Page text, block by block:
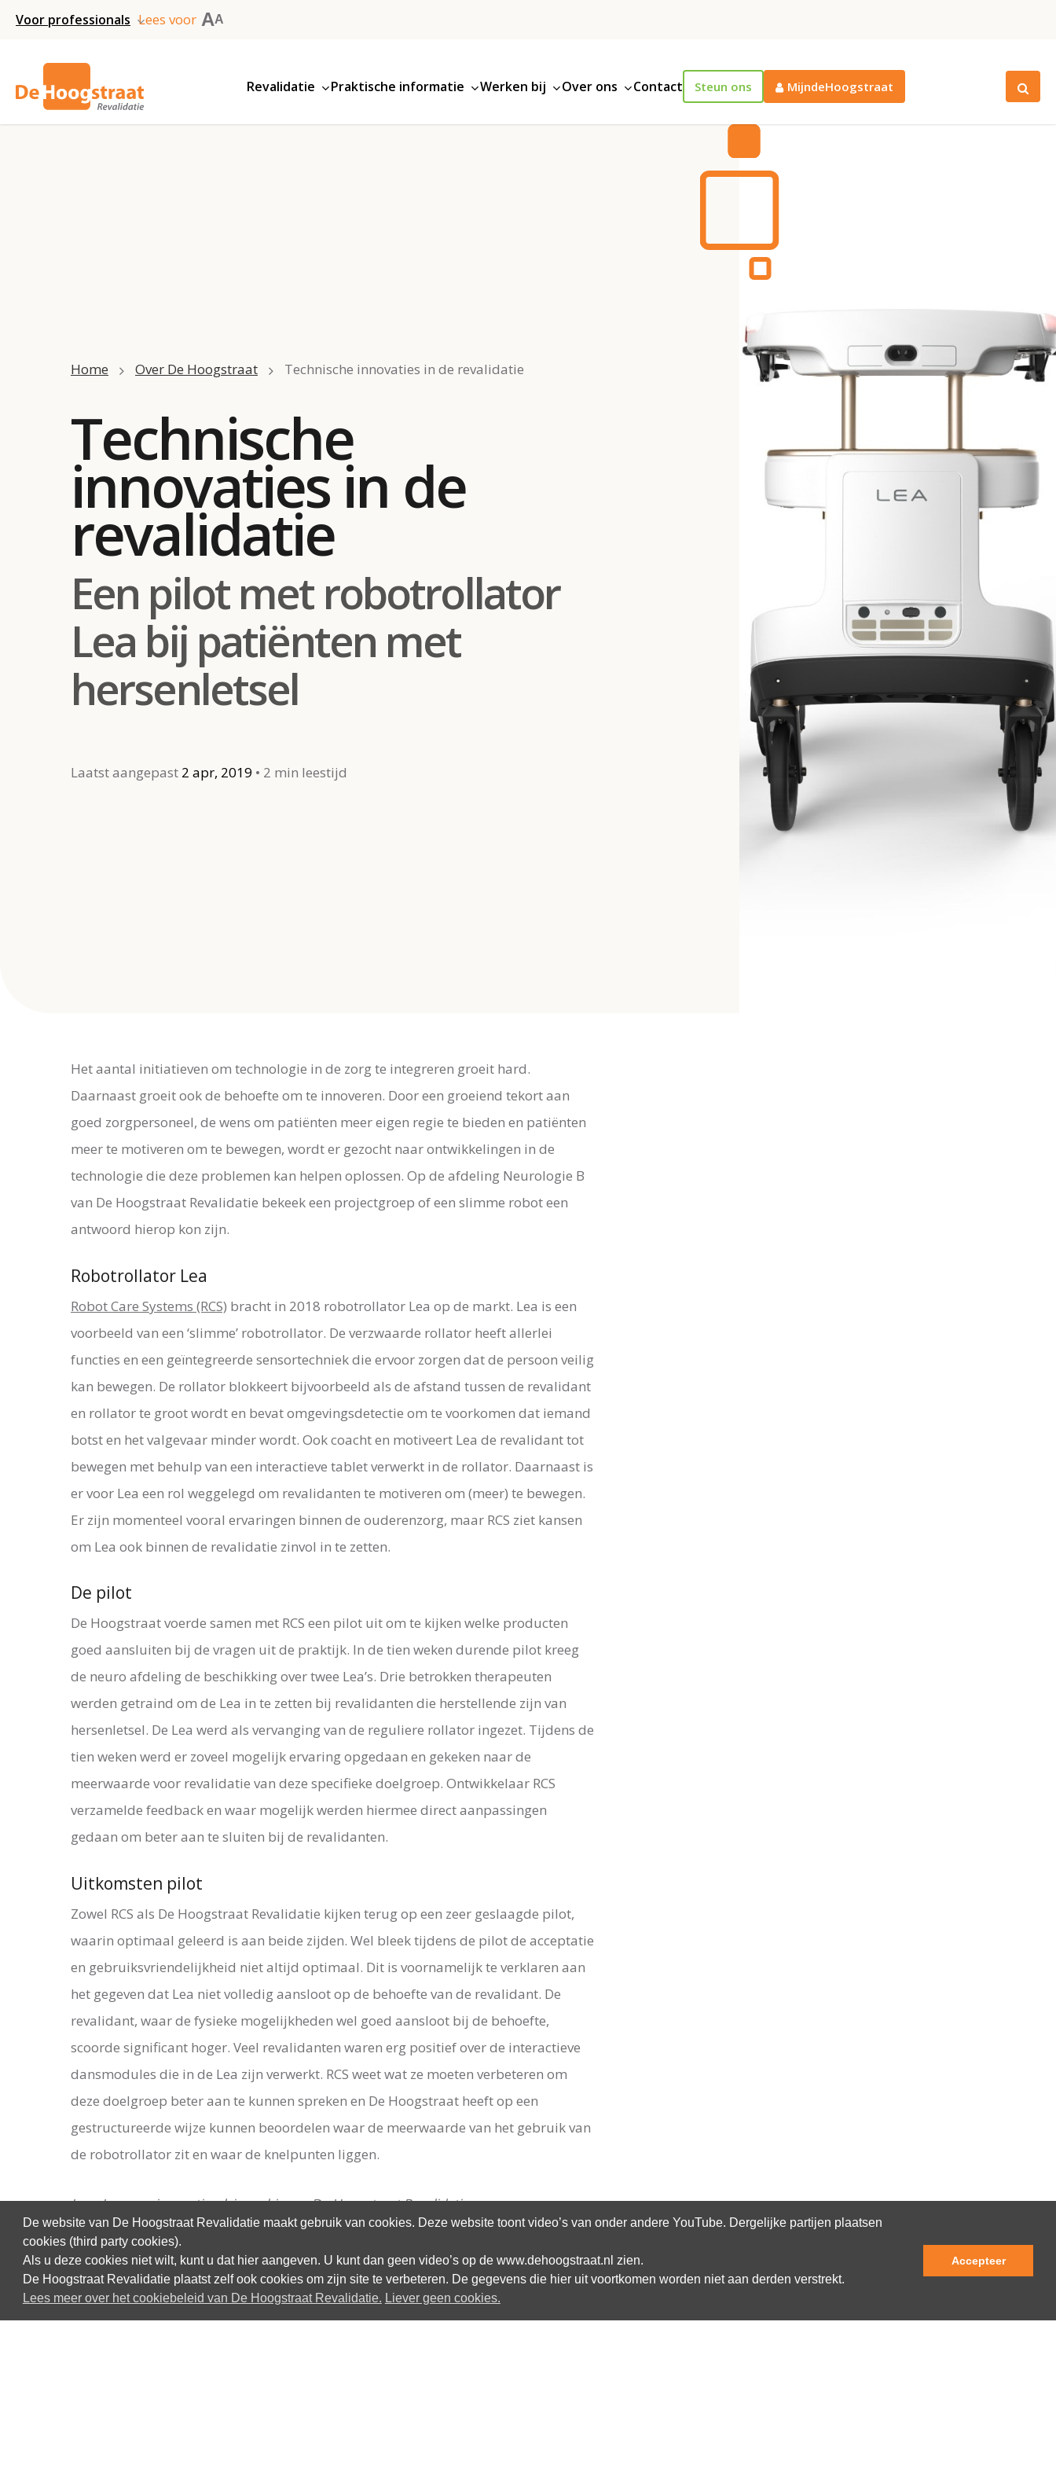
De website van De Hoogstraat Revalidatie maakt gebruik van cookies. Deze website toont video’s van onder andere YouTube. Dergelijke partijen plaatsen
cookies (third party cookies).
Als u deze cookies niet wilt, kunt u dat hier aangeven. U kunt dan geen video’s op de www.dehoogstraat.nl zien.
De Hoogstraat Revalidatie plaatst zelf ook cookies om zijn site te verbeteren. De gegevens die hier uit voortkomen worden niet aan derden verstrekt.
Lees meer over het cookiebeleid van De Hoogstraat Revalidatie. Liever geen cookies.
Accepteer
Skip
content
Voor professionals Lees voor AA
Revalidatie Praktische informatie Werken bij Over ons Contact Steun ons MijndeHoogstraat
Home Over De Hoogstraat Technische innovaties in de revalidatie
Technische
innovaties in de
revalidatie
Een pilot met robotrollator
Lea bij patiënten met
hersenletsel
Laatst aangepast 2 apr, 2019 2 min leestijd
Het aantal initiatieven om technologie in de zorg te integreren groeit hard.
Daarnaast groeit ook de behoefte om te innoveren. Door een groeiend tekort aan
goed zorgpersoneel, de wens om patiënten meer eigen regie te bieden en patiënten
meer te motiveren om te bewegen, wordt er gezocht naar ontwikkelingen in de
technologie die deze problemen kan helpen oplossen. Op de afdeling Neurologie B
van De Hoogstraat Revalidatie bekeek een projectgroep of een slimme robot een
antwoord hierop kon zijn.
Robotrollator Lea
Robot Care Systems (RCS) bracht in 2018 robotrollator Lea op de markt. Lea is een
voorbeeld van een ‘slimme’ robotrollator. De verzwaarde rollator heeft allerlei
functies en een geïntegreerde sensortechniek die ervoor zorgen dat de persoon veilig
kan bewegen. De rollator blokkeert bijvoorbeeld als de afstand tussen de revalidant
en rollator te groot wordt en bevat omgevingsdetectie om te voorkomen dat iemand
botst en het valgevaar minder wordt. Ook coacht en motiveert Lea de revalidant tot
bewegen met behulp van een interactieve tablet verwerkt in de rollator. Daarnaast is
er voor Lea een rol weggelegd om revalidanten te motiveren om (meer) te bewegen.
Er zijn momenteel vooral ervaringen binnen de ouderenzorg, maar RCS ziet kansen
om Lea ook binnen de revalidatie zinvol in te zetten.
De pilot
De Hoogstraat voerde samen met RCS een pilot uit om te kijken welke producten
goed aansluiten bij de vragen uit de praktijk. In de tien weken durende pilot kreeg
de neuro afdeling de beschikking over twee Lea’s. Drie betrokken therapeuten
werden getraind om de Lea in te zetten bij revalidanten die herstellende zijn van
hersenletsel. De Lea werd als vervanging van de reguliere rollator ingezet. Tijdens de
tien weken werd er zoveel mogelijk ervaring opgedaan en gekeken naar de
meerwaarde voor revalidatie van deze specifieke doelgroep. Ontwikkelaar RCS
verzamelde feedback en waar mogelijk werden hiermee direct aanpassingen
gedaan om beter aan te sluiten bij de revalidanten.
Uitkomsten pilot
Zowel RCS als De Hoogstraat Revalidatie kijken terug op een zeer geslaagde pilot,
waarin optimaal geleerd is aan beide zijden. Wel bleek tijdens de pilot de acceptatie
en gebruiksvriendelijkheid niet altijd optimaal. Dit is voornamelijk te verklaren aan
het gegeven dat Lea niet volledig aansloot op de behoefte van de revalidant. De
revalidant, waar de fysieke mogelijkheden wel goed aansloot bij de behoefte,
scoorde significant hoger. Veel revalidanten waren erg positief over de interactieve
dansmodules die in de Lea zijn verwerkt. RCS weet wat ze moeten verbeteren om
deze doelgroep beter aan te kunnen spreken en De Hoogstraat heeft op een
gestructureerde wijze kunnen beoordelen waar de meerwaarde van het gebruik van
de robotrollator zit en waar de knelpunten liggen.
Joep Janssen, innovatieadviseur binnen De Hoogstraat Revalidatie